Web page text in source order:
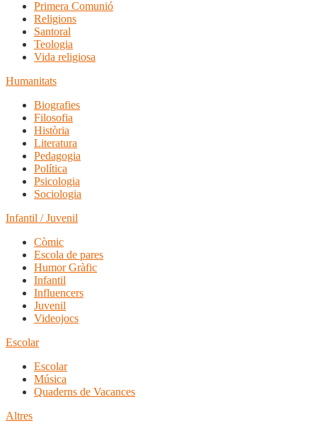
Primera Comunió
Religions
Santoral
Teologia
Vida religiosa
Humanitats
Biografies
Filosofia
Història
Literatura
Pedagogia
Política
Psicologia
Sociologia
Infantil / Juvenil
Còmic
Escola de pares
Humor Gràfic
Infantil
Influencers
Juvenil
Videojocs
Escolar
Escolar
Música
Quaderns de Vacances
Altres